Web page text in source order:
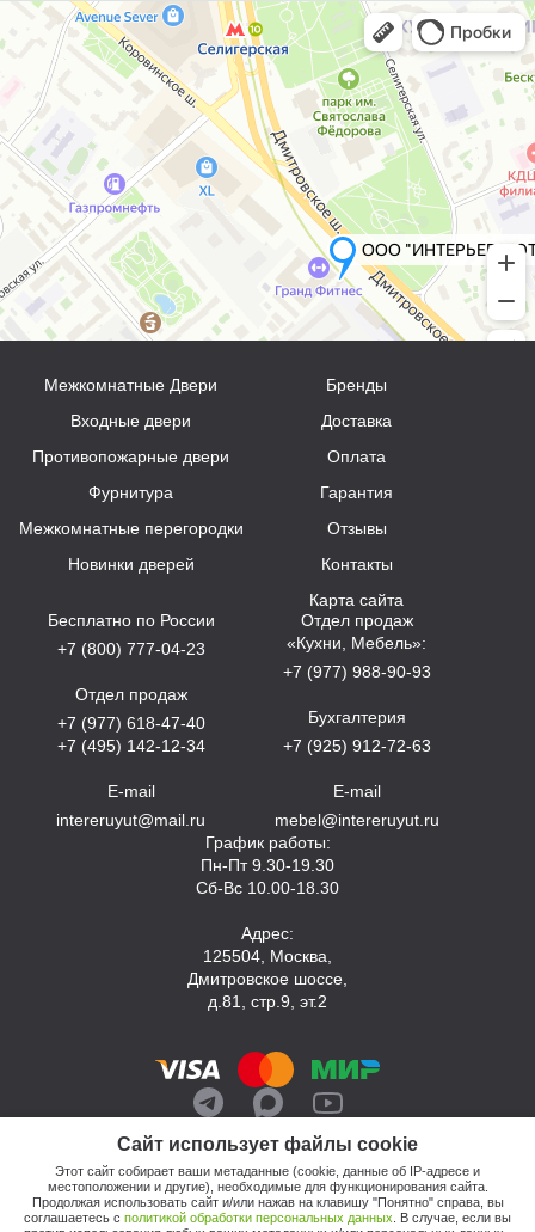
Сайт использует файлы cookie
Этот сайт собирает ваши метаданные (cookie, данные об IP-адресе и
местоположении и другие), необходимые для функционирования сайта.
Продолжая использовать сайт и/или нажав на клавишу "Понятно" справа, вы
соглашаетесь с политикой обработки персональных данных . В случае, если вы
Межкомнатные Двери
Входные двери
Противопожарные двери
Фурнитура
Межкомнатные перегородки
Новинки дверей
Бренды
Доставка
Оплата
Гарантия
Отзывы
Контакты
Карта сайта
Бесплатно по России
+7 (800) 777-04-23
Отдел продаж
+7 (977) 618-47-40
+7 (495) 142-12-34
E-mail
intereruyut@mail.ru
Отдел продаж
«Кухни, Мебель»:
+7 (977) 988-90-93
Бухгалтерия
+7 (925) 912-72-63
E-mail
mebel@intereruyut.ru
График работы:
Пн-Пт 9.30-19.30
Сб-Вс 10.00-18.30
Адрес:
125504, Москва,
Дмитровское шоссе,
д.81, стр.9, эт.2